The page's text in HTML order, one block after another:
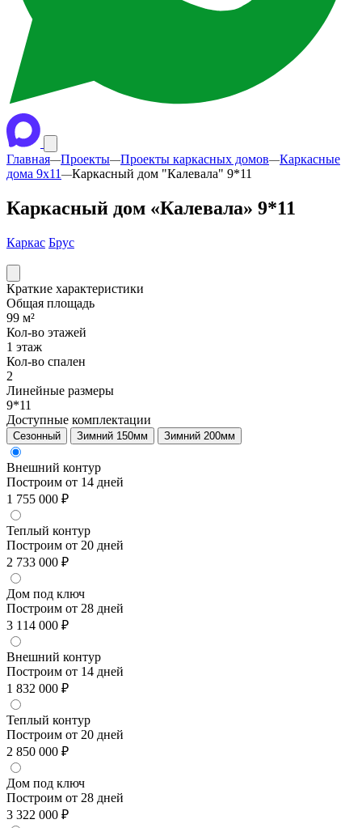
Главная—Проекты—Проекты каркасных домов—Каркасные
дома 9x11 —Каркасный дом "Калевала" 9*11
Каркасный дом «Калевала» 9*11
Каркас Брус
Краткие характеристики
Общая площадь
99 м²
Кол-во этажей
1 этаж
Кол-во спален
2
Линейные размеры
9*11
Доступные комплектации
Сезонный Зимний 150мм Зимний 200мм
Внешний контур
Построим от 14 дней
1 755 000 ₽
Теплый контур
Построим от 20 дней
2 733 000 ₽
Дом под ключ
Построим от 28 дней
3 114 000 ₽
Внешний контур
Построим от 14 дней
1 832 000 ₽
Теплый контур
Построим от 20 дней
2 850 000 ₽
Дом под ключ
Построим от 28 дней
3 322 000 ₽